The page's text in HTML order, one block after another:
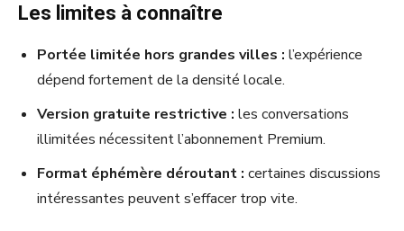
Les limites à connaître
Portée limitée hors grandes villes : l’expérience
dépend fortement de la densité locale.
Version gratuite restrictive : les conversations
illimitées nécessitent l’abonnement Premium.
Format éphémère déroutant : certaines discussions
intéressantes peuvent s’effacer trop vite.